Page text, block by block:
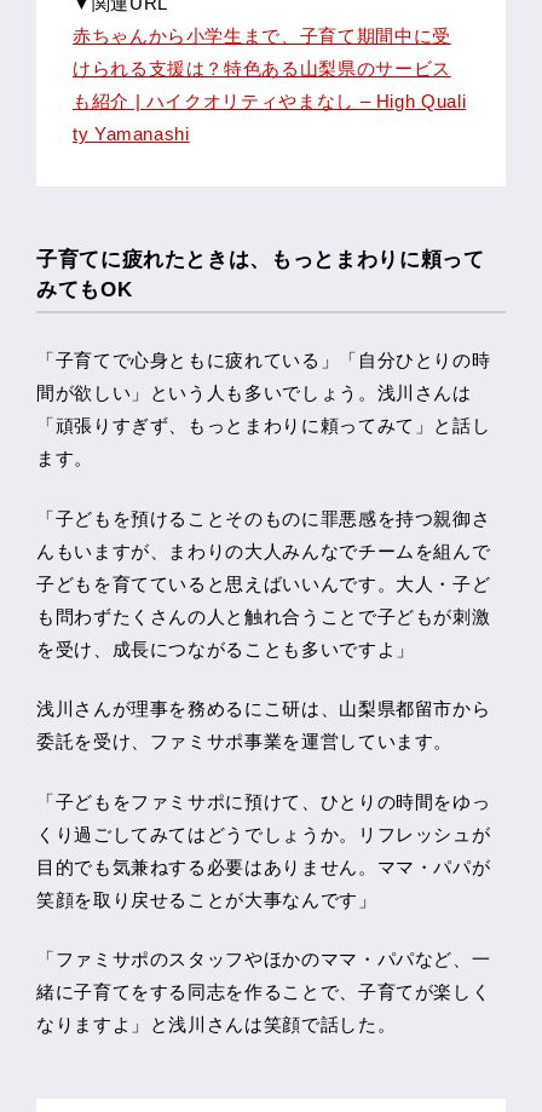
赤ちゃんから小学生まで、子育て期間中に受
けられる支援は？特色ある山梨県のサービス
も紹介 | ハイクオリティやまなし – High Quali
ty Yamanashi
子育てに疲れたときは、もっとまわりに頼って
みてもOK
「子育てで心身ともに疲れている」「自分ひとりの時
間が欲しい」という人も多いでしょう。浅川さんは
「頑張りすぎず、もっとまわりに頼ってみて」と話し
ます。
「子どもを預けることそのものに罪悪感を持つ親御さ
んもいますが、まわりの大人みんなでチームを組んで
子どもを育てていると思えばいいんです。大人・子ど
も問わずたくさんの人と触れ合うことで子どもが刺激
を受け、成長につながることも多いですよ」
浅川さんが理事を務めるにこ研は、山梨県都留市から
委託を受け、ファミサポ事業を運営しています。
「子どもをファミサポに預けて、ひとりの時間をゆっ
くり過ごしてみてはどうでしょうか。リフレッシュが
目的でも気兼ねする必要はありません。ママ・パパが
笑顔を取り戻せることが大事なんです」
「ファミサポのスタッフやほかのママ・パパなど、一
緒に子育てをする同志を作ることで、子育てが楽しく
なりますよ」と浅川さんは笑顔で話した。